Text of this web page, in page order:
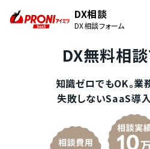
DX相談
DX相談フォーム
DX無料相
知識ゼロでもOK。
失敗しないSaaS導入